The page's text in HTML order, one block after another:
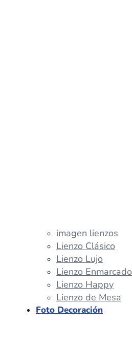
imagen lienzos
Lienzo Clásico
Lienzo Lujo
Lienzo Enmarcado
Lienzo Happy
Lienzo de Mesa
Foto Decoración